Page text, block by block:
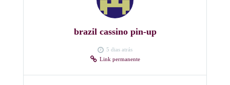
brazil cassino pin-up
5 dias atrás
Link permanente